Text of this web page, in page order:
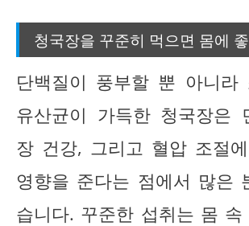
청국장을 꾸준히 먹으면 몸에
단백질이 풍부할 뿐 아니라
유산균이 가득한 청국장은
장 건강, 그리고 혈압 조절
영향을 준다는 점에서 많은
습니다. 꾸준한 섭취는 몸